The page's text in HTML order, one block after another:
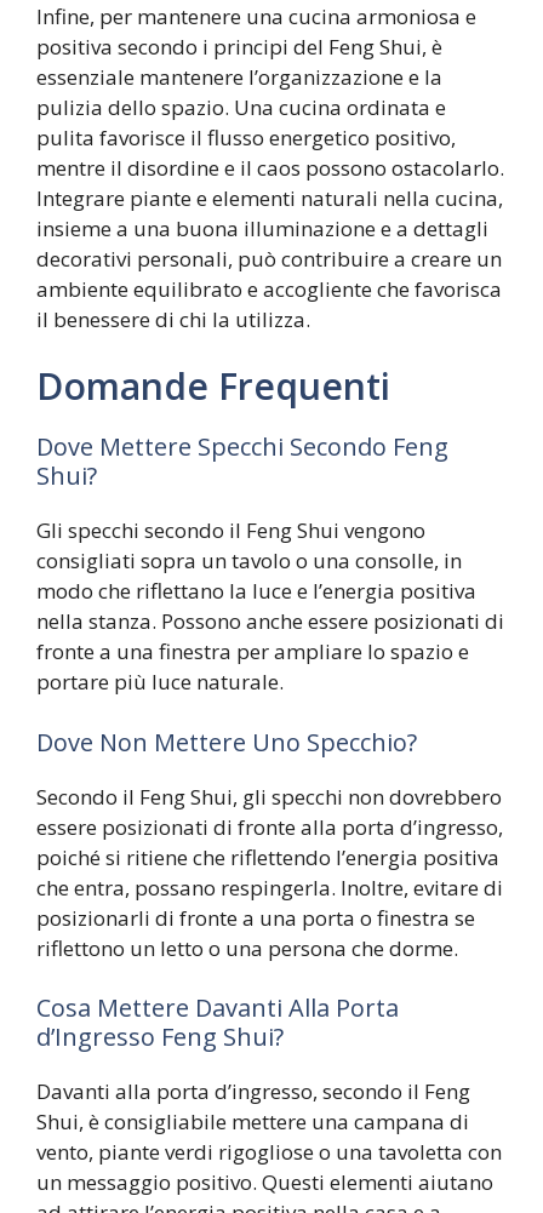
Infine, per mantenere una cucina armoniosa e
positiva secondo i principi del Feng Shui, è
essenziale mantenere l’organizzazione e la
pulizia dello spazio. Una cucina ordinata e
pulita favorisce il flusso energetico positivo,
mentre il disordine e il caos possono ostacolarlo.
Integrare piante e elementi naturali nella cucina,
insieme a una buona illuminazione e a dettagli
decorativi personali, può contribuire a creare un
ambiente equilibrato e accogliente che favorisca
il benessere di chi la utilizza.
Domande Frequenti
Dove Mettere Specchi Secondo Feng
Shui?
Gli specchi secondo il Feng Shui vengono
consigliati sopra un tavolo o una consolle, in
modo che riflettano la luce e l’energia positiva
nella stanza. Possono anche essere posizionati di
fronte a una finestra per ampliare lo spazio e
portare più luce naturale.
Dove Non Mettere Uno Specchio?
Secondo il Feng Shui, gli specchi non dovrebbero
essere posizionati di fronte alla porta d’ingresso,
poiché si ritiene che riflettendo l’energia positiva
che entra, possano respingerla. Inoltre, evitare di
posizionarli di fronte a una porta o finestra se
riflettono un letto o una persona che dorme.
Cosa Mettere Davanti Alla Porta
d’Ingresso Feng Shui?
Davanti alla porta d’ingresso, secondo il Feng
Shui, è consigliabile mettere una campana di
vento, piante verdi rigogliose o una tavoletta con
un messaggio positivo. Questi elementi aiutano